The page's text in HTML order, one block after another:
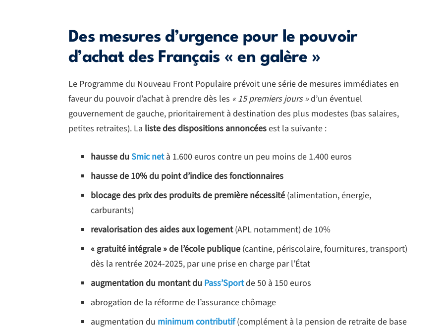
Des mesures d’urgence pour le pouvoir
d’achat des Français « en galère »
Le Programme du Nouveau Front Populaire prévoit une série de mesures immédiates en
faveur du pouvoir d’achat à prendre dès les « 15 premiers jours »d’un éventuel
gouvernement de gauche, prioritairement à destination des plus modestes (bas salaires,
petites retraites). La liste des dispositions annoncéesest la suivante :
hausse du Smic net à 1.600 euros contre un peu moins de 1.400 euros
hausse de 10% du point d’indice des fonctionnaires
blocage des prix des produits de première nécessité (alimentation, énergie,
carburants)
revalorisation des aides aux logement(APL notamment) de 10%
« gratuité intégrale » de l’école publique (cantine, périscolaire, fournitures, transport)
dès la rentrée 2024-2025, par une prise en charge par l’État
augmentation du montant du Pass’Sportde 50 à 150 euros
abrogation de la réforme de l’assurance chômage
augmentation du minimum contributif(complément à la pension de retraite de base